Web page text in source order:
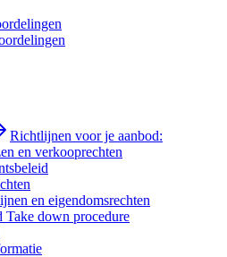
Richtlijnen voor je aanbod:
en verkooprechten
en eigendomsrechten
Take down procedure